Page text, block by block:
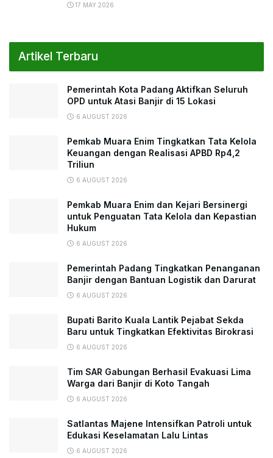
17 MAY 2026
Artikel Terbaru
Pemerintah Kota Padang Aktifkan Seluruh
OPD untuk Atasi Banjir di 15 Lokasi
6 AUGUST 2026
Pemkab Muara Enim Tingkatkan Tata Kelola
Keuangan dengan Realisasi APBD Rp4,2
Triliun
6 AUGUST 2026
Pemkab Muara Enim dan Kejari Bersinergi
untuk Penguatan Tata Kelola dan Kepastian
Hukum
6 AUGUST 2026
Pemerintah Padang Tingkatkan Penanganan
Banjir dengan Bantuan Logistik dan Darurat
6 AUGUST 2026
Bupati Barito Kuala Lantik Pejabat Sekda
Baru untuk Tingkatkan Efektivitas Birokrasi
6 AUGUST 2026
Tim SAR Gabungan Berhasil Evakuasi Lima
Warga dari Banjir di Koto Tangah
6 AUGUST 2026
Satlantas Majene Intensifkan Patroli untuk
Edukasi Keselamatan Lalu Lintas
6 AUGUST 2026